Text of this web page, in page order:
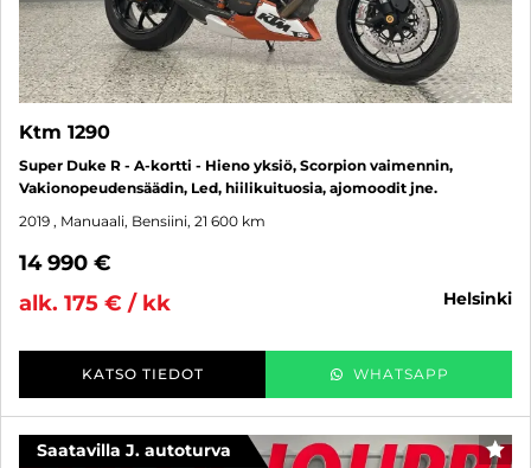
Ktm 1290
Super Duke R - A-kortti - Hieno yksiö, Scorpion vaimennin,
Vakionopeudensäädin, Led, hiilikuituosia, ajomoodit jne.
2019 , Manuaali, Bensiini, 21 600 km
14 990 €
alk. 175 € / kk
helsinki
KATSO TIEDOT WHATSAPP
Saatavilla J. autoturva